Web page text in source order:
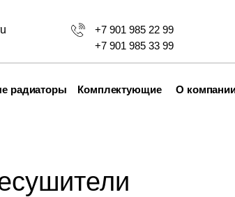
+7 901 985 22 99
+7 901 985 33 99
О
Комплектующие
радиаторы